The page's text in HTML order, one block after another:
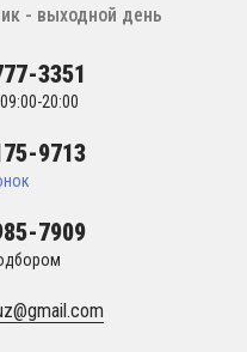
- выходной день
3351
20:00
9713
7909